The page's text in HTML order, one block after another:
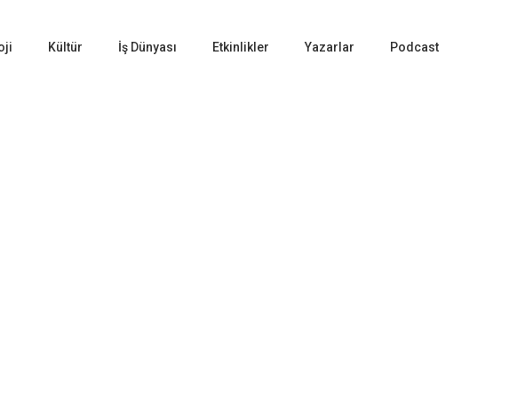
Kültür İş Dünyası Etkinlikler Yazarlar Podcast